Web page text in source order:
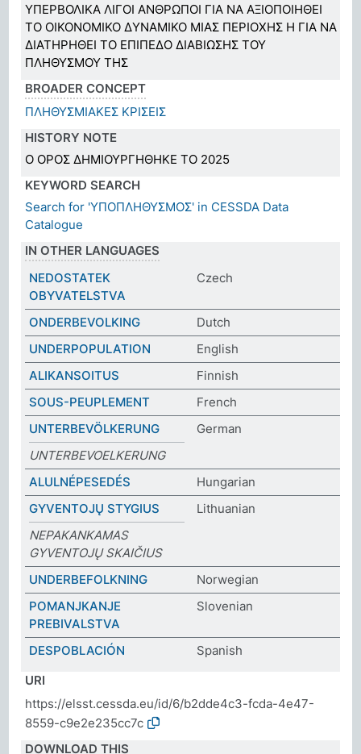
ΥΠΕΡΒΟΛΙΚΑ ΛΙΓΟΙ ΑΝΘΡΩΠΟΙ ΓΙΑ ΝΑ ΑΞΙΟΠΟΙΗΘΕΙ
ΤΟ ΟΙΚΟΝΟΜΙΚΟ ΔΥΝΑΜΙΚΟ ΜΙΑΣ ΠΕΡΙΟΧΗΣ Η ΓΙΑ ΝΑ
ΔΙΑΤΗΡΗΘΕΙ ΤΟ ΕΠΙΠΕΔΟ ΔΙΑΒΙΩΣΗΣ ΤΟΥ
ΠΛΗΘΥΣΜΟΥ ΤΗΣ
BROADER CONCEPT
ΠΛΗΘΥΣΜΙΑΚΕΣ ΚΡΙΣΕΙΣ
HISTORY NOTE
Ο ΟΡΟΣ ΔΗΜΙΟΥΡΓΗΘΗΚΕ ΤΟ 2025
KEYWORD SEARCH
Search for 'ΥΠΟΠΛΗΘΥΣΜΟΣ' in CESSDA Data
Catalogue
IN OTHER LANGUAGES
NEDOSTATEK
OBYVATELSTVA
Czech
ONDERBEVOLKING
Dutch
UNDERPOPULATION
English
ALIKANSOITUS
Finnish
SOUS-PEUPLEMENT
French
UNTERBEVÖLKERUNG
German
UNTERBEVOELKERUNG
ALULNÉPESEDÉS
Hungarian
GYVENTOJŲ STYGIUS
Lithuanian
NEPAKANKAMAS
GYVENTOJŲ SKAIČIUS
UNDERBEFOLKNING
Norwegian
POMANJKANJE
PREBIVALSTVA
Slovenian
DESPOBLACIÓN
Spanish
URI
https://elsst.cessda.eu/id/6/b2dde4c3-fcda-4e47-
8559-c9e2e235cc7c
DOWNLOAD THIS